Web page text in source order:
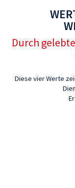
Durch
Diese vier Werte